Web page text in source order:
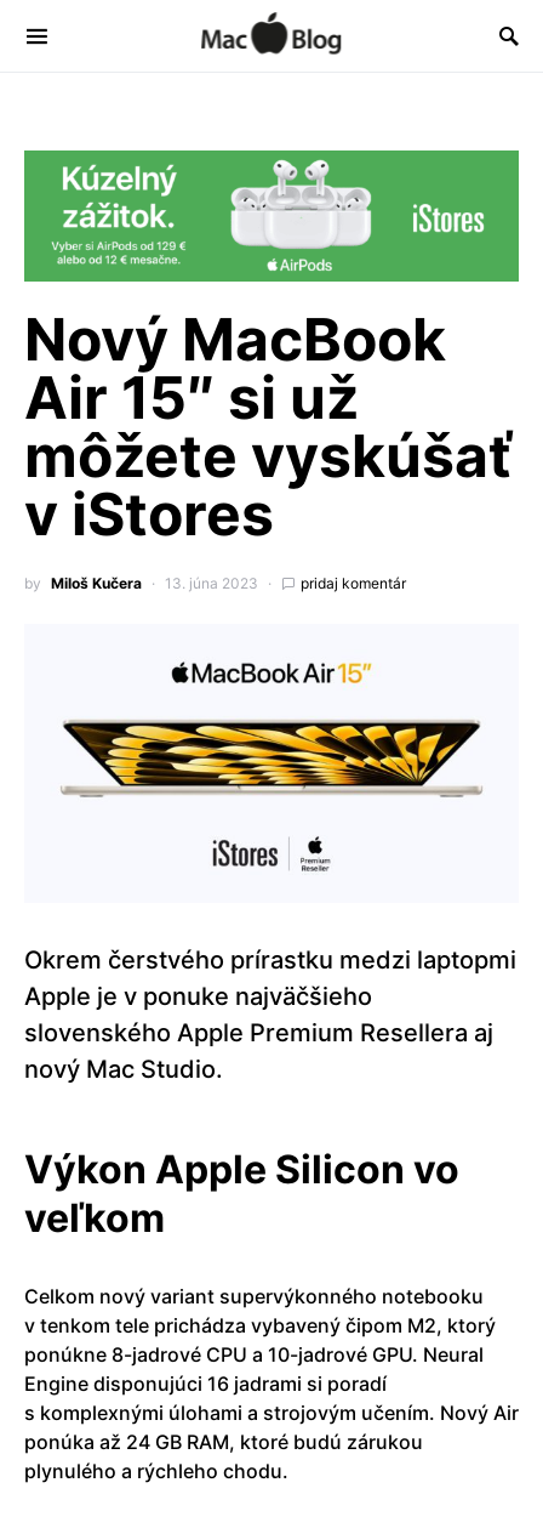
Nový MacBook
Air 15″ si už
môžete vyskúšať
v iStores
by Miloš Kučera 13. júna 2023 pridaj komentár
Okrem čerstvého prírastku medzi laptopmi
Apple je v ponuke najväčšieho
slovenského Apple Premium Resellera aj
nový Mac Studio.
Výkon Apple Silicon vo
veľkom
Celkom nový variant supervýkonného notebooku
v tenkom tele prichádza vybavený čipom M2, ktorý
ponúkne 8-jadrové CPU a 10-jadrové GPU. Neural
Engine disponujúci 16 jadrami si poradí
s komplexnými úlohami a strojovým učením. Nový Air
ponúka až 24 GB RAM, ktoré budú zárukou
plynulého a rýchleho chodu.